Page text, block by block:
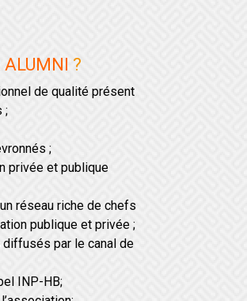
ALUMNI ?
de qualité présent
;
;
privée et publique
réseau riche de chefs
publique et privée ;
diffusés par le canal de
INP-HB;